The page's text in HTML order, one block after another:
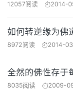
12057阅读 2014-
如何转逆缘为
8972阅读 2014-
全然的佛性存于
8035阅读 2009-